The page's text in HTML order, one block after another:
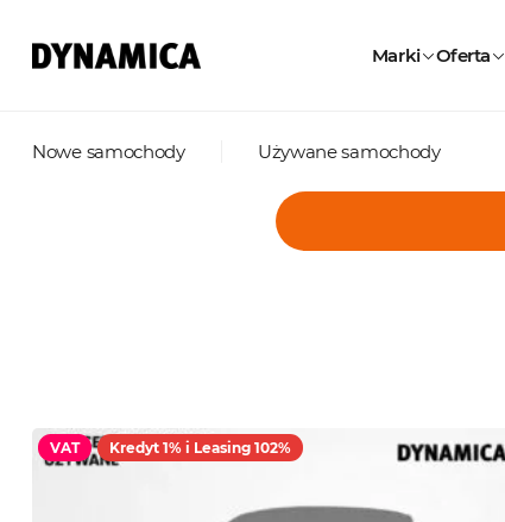
Marki Oferta
Nowe samochody Używane samochody
VAT Kredyt 1% i Leasing 102%